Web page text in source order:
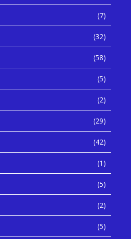
(7)
(32)
(58)
(5)
(2)
(29)
(42)
(1)
(5)
(2)
(5)